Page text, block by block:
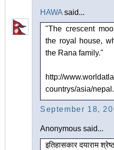
HAWA said...
"The crescent
the royal house,
the Rana family."
http://
countrys/asia/
September 18,
Anonymous said...
इतिहासकार दयाराम